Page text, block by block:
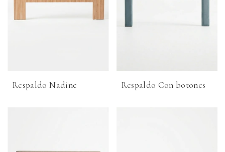
Respaldo Nadine Respaldo Con botones